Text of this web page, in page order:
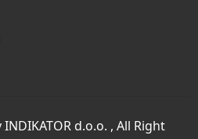
d.o.o. , All Right